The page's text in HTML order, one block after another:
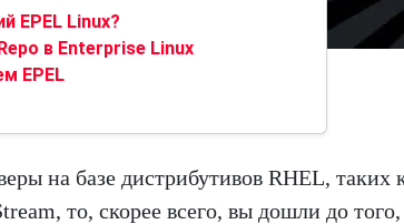
EPEL Linux?
в Enterprise Linux
EPEL
на базе дистрибутивов RHEL,
то, скорее всего, вы дошли до